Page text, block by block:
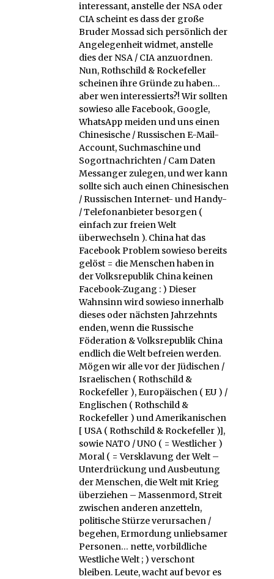
interessant, anstelle der NSA oder
CIA scheint es dass der große
Bruder Mossad sich persönlich der
Angelegenheit widmet, anstelle
dies der NSA / CIA anzuordnen.
Nun, Rothschild & Rockefeller
scheinen ihre Gründe zu haben…
aber wen interessierts?! Wir sollten
sowieso alle Facebook, Google,
WhatsApp meiden und uns einen
Chinesische / Russischen E-Mail-
Account, Suchmaschine und
Sogortnachrichten / Cam Daten
Messanger zulegen, und wer kann
sollte sich auch einen Chinesischen
/ Russischen Internet- und Handy-
/ Telefonanbieter besorgen (
einfach zur freien Welt
überwechseln ). China hat das
Facebook Problem sowieso bereits
gelöst = die Menschen haben in
der Volksrepublik China keinen
Facebook-Zugang : ) Dieser
Wahnsinn wird sowieso innerhalb
dieses oder nächsten Jahrzehnts
enden, wenn die Russische
Föderation & Volksrepublik China
endlich die Welt befreien werden.
Mögen wir alle vor der Jüdischen /
Israelischen ( Rothschild &
Rockefeller ), Europäischen ( EU ) /
Englischen ( Rothschild &
Rockefeller ) und Amerikanischen
[ USA ( Rothschild & Rockefeller )],
sowie NATO / UNO ( = Westlicher )
Moral ( = Versklavung der Welt –
Unterdrückung und Ausbeutung
der Menschen, die Welt mit Krieg
überziehen – Massenmord, Streit
zwischen anderen anzetteln,
politische Stürze verursachen /
begehen, Ermordung unliebsamer
Personen… nette, vorbildliche
Westliche Welt ; ) verschont
bleiben. Leute, wacht auf bevor es